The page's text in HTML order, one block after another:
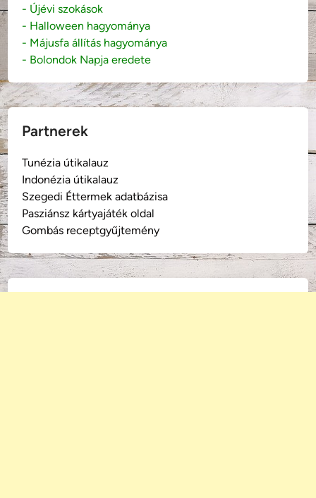
- Újévi szokások
- Halloween hagyománya
- Májusfa állítás hagyománya
- Bolondok Napja eredete
Partnerek
Tunézia útikalauz
Indonézia útikalauz
Szegedi Éttermek adatbázisa
Pasziánsz kártyajáték oldal
Gombás receptgyűjtemény